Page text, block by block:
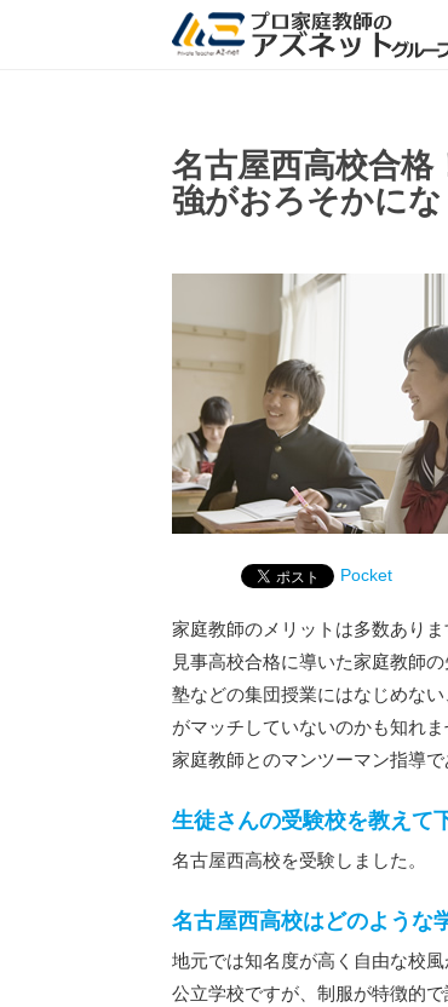
名古屋西高校合
強がおろそかにな
Pocket
家庭教師のメリットは多数あり
見事高校合格に導いた家庭教師
塾などの集団授業にはなじめな
がマッチしていないのかも知れま
家庭教師とのマンツーマン指導
生徒さんの受験校を教えて
名古屋西高校を受験しました。
名古屋西高校はどのような
地元では知名度が高く自由な校風
公立学校ですが、制服が特徴的で